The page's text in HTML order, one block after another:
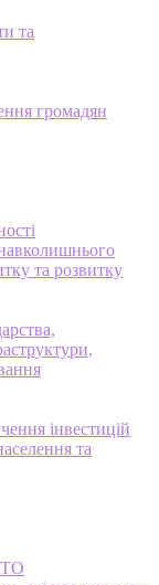
та
громадян
та розвитку
інвестицій
та